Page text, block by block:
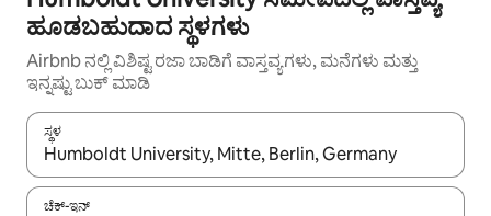
ಹೂಡಬಹುದಾದ ಸ್ಥಳಗಳು
Airbnb ನಲ್ಲಿ ವಿಶಿಷ್ಟ ರಜಾ ಬಾಡಿಗೆ ವಾಸ್ತವ್ಯಗಳು, ಮನೆಗಳು ಮತ್ತು
ಇನ್ನಷ್ಟು ಬುಕ್ ಮಾಡಿ
ಸ್ಥಳ
ಫಲಿತಾಂಶಗಳು ಲಭ್ಯವಿರುವಾಗ, ಅಪ್ ಮತ್ತು ಡೌನ್ ಬಾಣದ ಕೀಲಿಗಳೊಂದಿಗೆ
ಚೆಕ್-ಇನ್